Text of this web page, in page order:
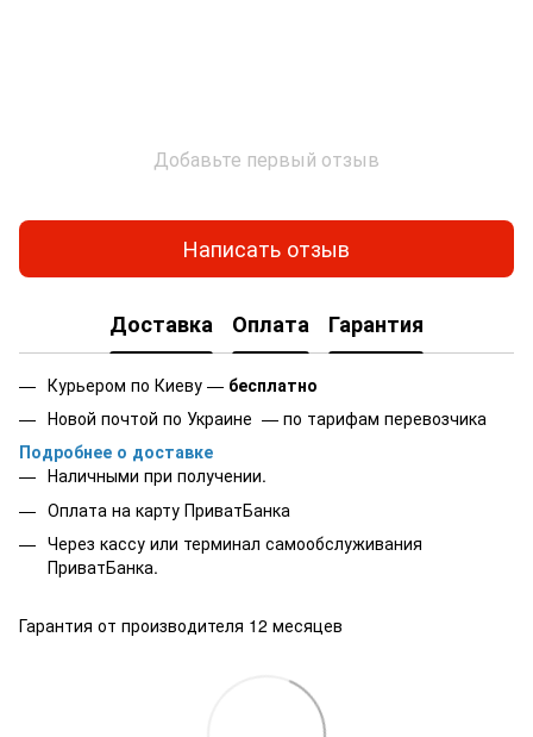
Добавьте первый отзыв
Написать отзыв
Доставка Оплата Гарантия
Курьером по Киеву — бесплатно
Новой почтой по Украине — по тарифам перевозчика
Подробнее о доставке
Наличными при получении.
Оплата на карту ПриватБанка
Через кассу или терминал самообслуживания
ПриватБанка.
Гарантия от производителя 12 месяцев